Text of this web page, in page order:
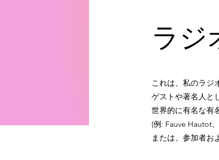
ラジ
これは、私のラジ
ゲストや著名人と
世界的に有名な有
(例: Fauve Hautot
または、参加者お